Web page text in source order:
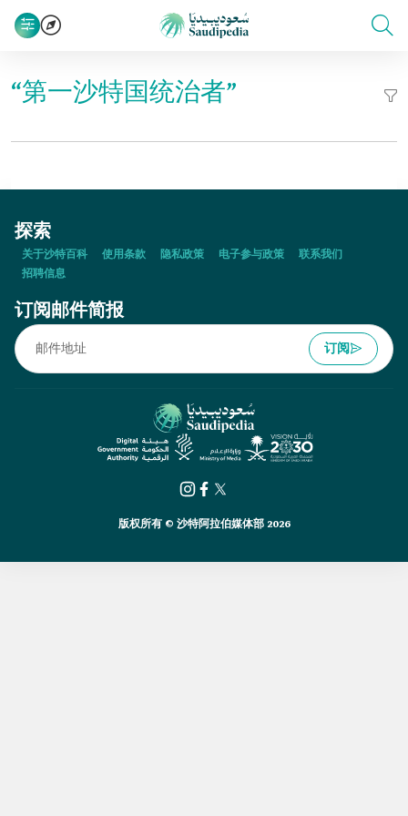
“第一沙特国统治者”
探索
关于沙特百科 使用条款 隐私政策 电子参与政策
联系我们
招聘信息
订阅邮件简报
订阅
版权所有 © 沙特阿拉伯媒体部 2026